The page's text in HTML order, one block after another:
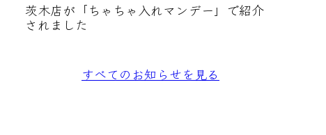
茨木店が「ちゃちゃ入れマンデー」で紹介
されました
すべてのお知らせを見る